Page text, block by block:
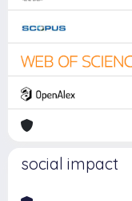
social impact